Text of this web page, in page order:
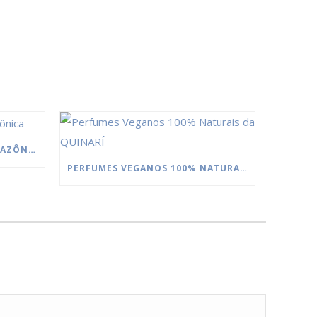
MANTEIGAS DA FLORESTA AMAZÔNICA
PERFUMES VEGANOS 100% NATURAIS DA QUINARÍ